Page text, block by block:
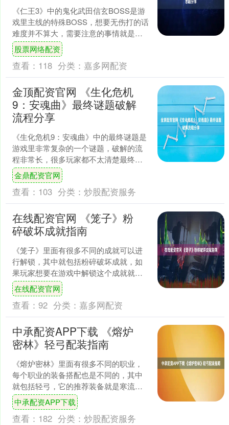
《仁王3》中的鬼化武田信玄BOSS是游
戏里主线的特殊BOSS，想要无伤打的话
难度并不算大，需要注意的事情就是这
个家伙和武田信玄普通状态差不多，思
路就是双减速，首....
股票网络配资
查看： 118 分类： 嘉多网配资
金顶配资官网 《生化危机
9：安魂曲》最终谜题破解
流程分享
《生化危机9：安魂曲》中的最终谜题是
游戏里非常复杂的一个谜题，破解的流
程非常长，很多玩家都不太清楚最终谜
题怎么破解，其实破解需要做很多前置
任务，首先我们需要到达....
金鼎配资官网
查看： 103 分类： 炒股配资服务
在线配资官网 《笼子》粉
碎破坏成就指南
《笼子》里面有很多不同的成就可以进
行解锁，其中就包括粉碎破坏成就，如
果玩家想要在游戏中解锁这个成就就需
要在游戏开始后砸开一百个箱子，有一
点需要注意就是可以将玩家....
在线配资官网
查看： 92 分类： 嘉多网配资
中承配资APP下载 《熔炉
密林》轻弓配装指南
《熔炉密林》里面有很多不同的职业，
每个职业的装备搭配也是不同的，其中
就包括轻弓，它的推荐装备就是寒流箭/
泥沼荆棘/守林弓箭(耐心宝石，贯注伤害
宝石，重抽宝石)，....
中承配资APP下载
查看： 182 分类： 炒股配资服务